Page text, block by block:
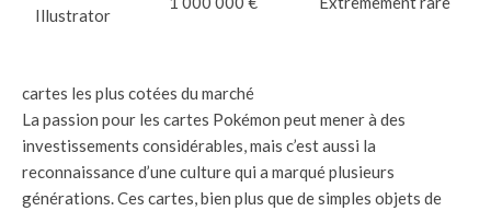
Illustrator
cartes les plus cotées du marché
La passion pour les cartes Pokémon peut mener à des
investissements considérables, mais c’est aussi la
reconnaissance d’une culture qui a marqué plusieurs
générations. Ces cartes, bien plus que de simples objets de